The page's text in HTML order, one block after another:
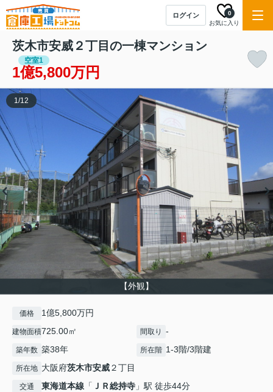
ログイン
お気に入り
0
茨木市安威２丁目の一棟マンション
空室1
1億5,800万円
【外観】
1/12
価格 1億5,800万円
建物面積725.00㎡ 間取り -
築年数 築38年 所在階 1-3階/3階建
所在地 大阪府茨木市安威２丁目
交通 東海道本線 「 ＪＲ総持寺 」駅 徒歩44分